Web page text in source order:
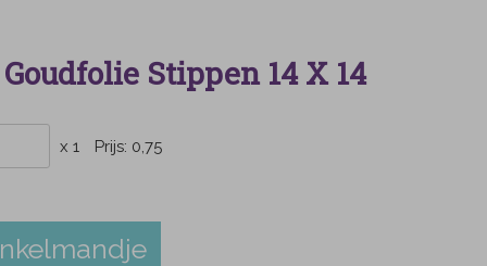
Stippen 14 X 14
x 1 Prijs: 0,75